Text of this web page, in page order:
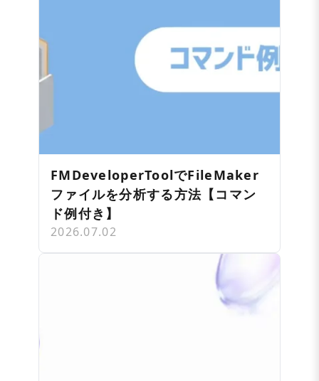
FMDeveloperToolでFileMaker
ファイルを分析する方法【コマン
ド例付き】
2026.07.02